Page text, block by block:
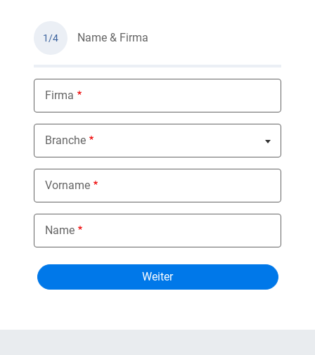
1/4 Name & Firma
Firma
Branche
Nothing selected
Vorname
Name